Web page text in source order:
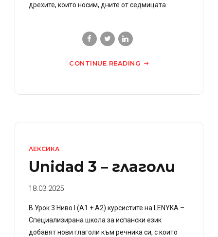
дрехите, които носим, дните от седмицата.
CONTINUE READING
ЛЕКСИКА
Unidad 3 – глаголи
18.03.2025
В Урок 3 Ниво I (A1 + A2) курсистите на LENYKA –
Специализирана школа за испански език
добавят нови глаголи към речника си, с които